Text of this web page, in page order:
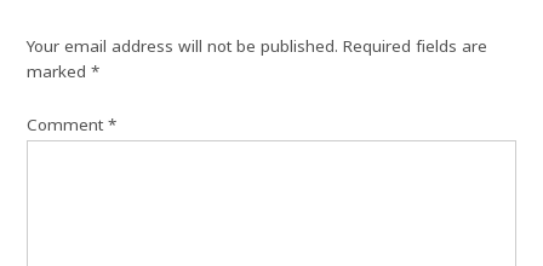
Your email address will not be published. Required fields are
marked*
Comment*